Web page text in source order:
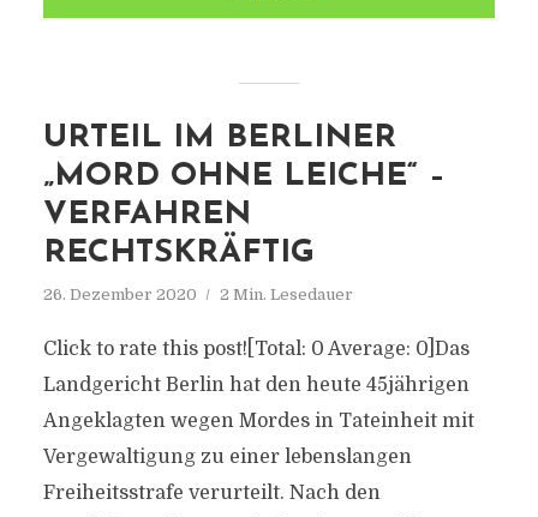
URTEIL IM BERLINER
„MORD OHNE LEICHE“ –
VERFAHREN
RECHTSKRÄFTIG
26. Dezember 2020 2 Min. Lesedauer
Click to rate this post![Total: 0 Average: 0]Das
Landgericht Berlin hat den heute 45jährigen
Angeklagten wegen Mordes in Tateinheit mit
Vergewaltigung zu einer lebenslangen
Freiheitsstrafe verurteilt. Nach den